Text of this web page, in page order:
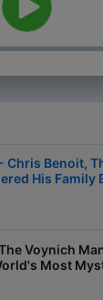
Uncovered is
network:
Chris Benoit,
His Family
Voynich
Most